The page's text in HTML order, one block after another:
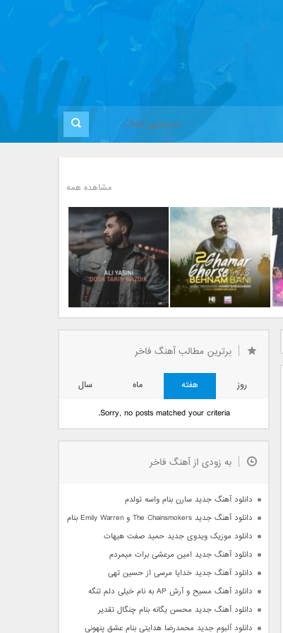
مشاهده همه
بانی بنام قرص قمر 2
یاسینی بنام دورترین نزدیک
برترین مطالب آهنگ فاخر
روز هفته ماه
سال
Sorry, no posts matched your criteria.
به زودی از آهنگ فاخر
دانلود آهنگ جدید سارن بنام واسه تولدم
دانلود آهنگ جدید The Chainsmokers و Emily Warren بنام Side Effects
دانلود موزیک ویدوی جدید حمید صفت هیهات
دانلود آهنگ جدید امین مرعشی برات میمردم
دانلود آهنگ جدید خدایا مرسی از حسین تهی
دانلود آهنگ مسیح و آرش AP به نام خیلی دلم تنگه
دانلود آهنگ جدید محسن یگانه بنام چنگال تقدیر
دانلود آلبوم جدید محمدرضا هدایتی بنام عشق پنهونی